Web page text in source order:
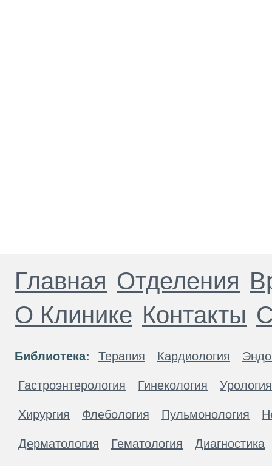
Главная Отделения
О Клинике Контакты
Библиотека: Терапия Кардиология
Гастроэнтерология Гинекология Урология
Хирургия Флебология Пульмонология
Дерматология Гематология Диагностика